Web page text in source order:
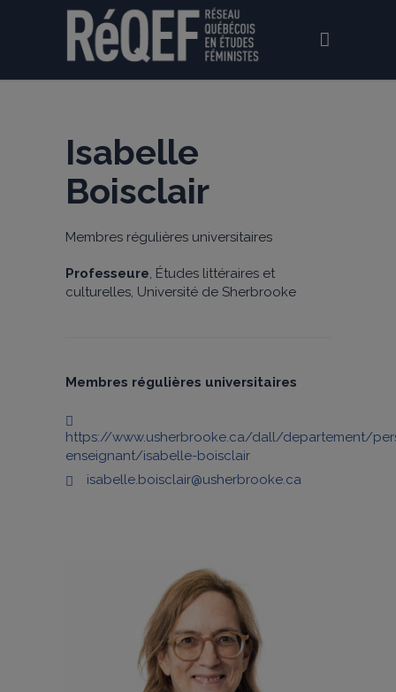
Isabelle
Boisclair
Membres régulières universitaires
Professeure, Études littéraires et
culturelles, Université de Sherbrooke
Membres régulières universitaires
https://www.usherbrooke.ca/dall/departement/
enseignant/isabelle-boisclair
isabelle.boisclair@usherbrooke.ca